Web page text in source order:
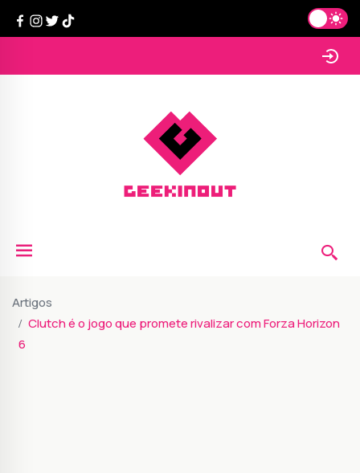
Artigos
Clutch é o jogo que promete rivalizar com Forza Horizon
6